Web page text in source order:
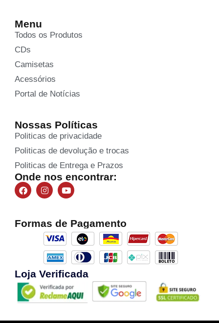
Menu
Todos os Produtos
CDs
Camisetas
Acessórios
Portal de Notícias
Nossas Políticas
Politicas de privacidade
Politicas de devolução e trocas
Politicas de Entrega e Prazos
Onde nos encontrar:
Formas de Pagamento
Loja Verificada